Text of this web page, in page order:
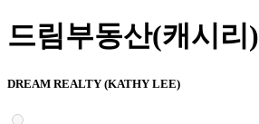
드림부동산(캐시리)
DREAM REALTY (KATHY LEE)